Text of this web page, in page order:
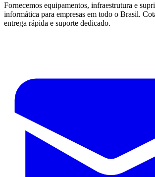
Fornecemos equipamentos, infraestrutura e
informática para empresas em todo o Brasil.
entrega rápida e suporte dedicado.